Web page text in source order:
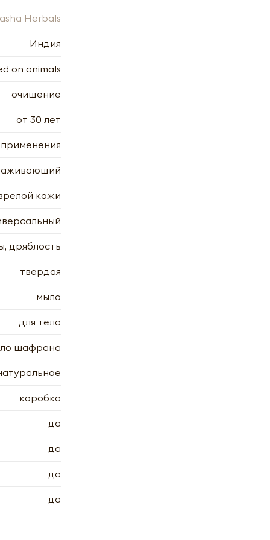
Herbals
Индия
on animals
очищение
от 30 лет
кожи
дряблость
твердая
мыло
для тела
шафрана
коробка
да
да
да
да
|